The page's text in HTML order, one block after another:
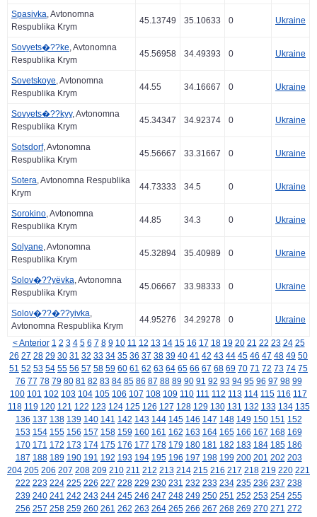
Spasivka, Avtonomna
Respublika Krym
45.13749 35.10633 0 Ukraine
Sovyets�??ke, Avtonomna
Respublika Krym
45.56958 34.49393 0 Ukraine
Sovetskoye, Avtonomna
Respublika Krym
44.55 34.16667 0 Ukraine
Sovyets�??kyy, Avtonomna
Respublika Krym
45.34347 34.92374 0 Ukraine
Sotsdorf, Avtonomna
Respublika Krym
45.56667 33.31667 0 Ukraine
Sotera, Avtonomna Respublika
Krym
44.73333 34.5 0 Ukraine
Sorokino, Avtonomna
Respublika Krym
44.85 34.3 0 Ukraine
Solyane, Avtonomna
Respublika Krym
45.32894 35.40989 0 Ukraine
Solov�??yëvka, Avtonomna
Respublika Krym
45.06667 33.98333 0 Ukraine
Solov�??�??yivka,
Avtonomna Respublika Krym
44.95276 34.29278 0 Ukraine
< Anterior 1 2 3 4 5 6 7 8 9 10 11 12 13 14 15 16 17 18 19 20 21 22 23 24 25
26 27 28 29 30 31 32 33 34 35 36 37 38 39 40 41 42 43 44 45 46 47 48 49 50
51 52 53 54 55 56 57 58 59 60 61 62 63 64 65 66 67 68 69 70 71 72 73 74 75
76 77 78 79 80 81 82 83 84 85 86 87 88 89 90 91 92 93 94 95 96 97 98 99
100 101 102 103 104 105 106 107 108 109 110 111 112 113 114 115 116 117
118 119 120 121 122 123 124 125 126 127 128 129 130 131 132 133 134 135
136 137 138 139 140 141 142 143 144 145 146 147 148 149 150 151 152
153 154 155 156 157 158 159 160 161 162 163 164 165 166 167 168 169
170 171 172 173 174 175 176 177 178 179 180 181 182 183 184 185 186
187 188 189 190 191 192 193 194 195 196 197 198 199 200 201 202 203
204 205 206 207 208 209 210 211 212 213 214 215 216 217 218 219 220 221
222 223 224 225 226 227 228 229 230 231 232 233 234 235 236 237 238
239 240 241 242 243 244 245 246 247 248 249 250 251 252 253 254 255
256 257 258 259 260 261 262 263 264 265 266 267 268 269 270 271 272